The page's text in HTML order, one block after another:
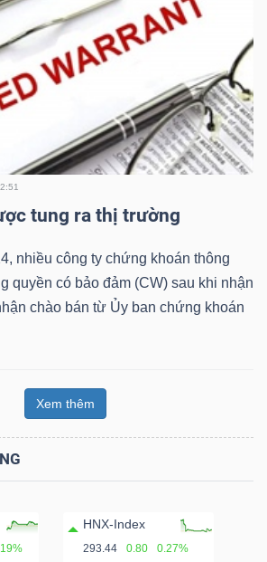
tung ra thị trường
nhiều công ty chứng khoán thông
quyền có bảo đảm (CW) sau khi nhận
chào bán từ Ủy ban chứng khoán
Xem thêm
HNX-Index
293.44 0.80 0.27%
bộ Người liên quan